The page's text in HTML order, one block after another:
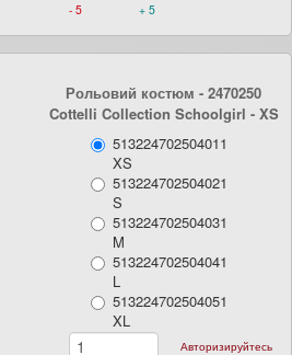
- 5
+ 5
Рольовий костюм - 2470250
Cottelli Collection Schoolgirl - XS
513224702504011
XS
513224702504021
S
513224702504031
M
513224702504041
L
513224702504051
XL
Авторизируйтесь